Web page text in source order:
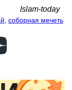
Islam-today
соборная мечеть